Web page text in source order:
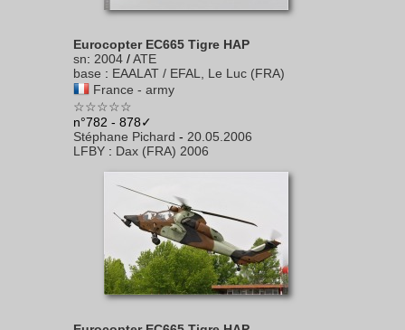
Eurocopter EC665 Tigre HAP
sn: 2004 /ATE
base : EAALAT / EFAL, Le Luc (FRA)
France - army
☆☆☆☆☆
n°782 - 878✓
Stéphane Pichard - 20.05.2006
LFBY : Dax (FRA) 2006